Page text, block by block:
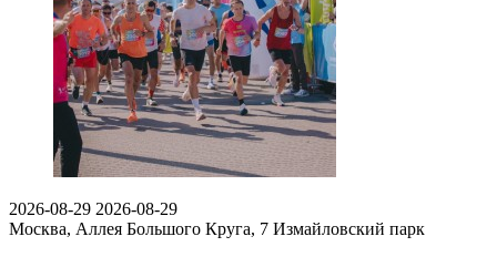
2026-08-29 2026-08-29
Москва, Аллея Большого Круга, 7 Измайловский парк